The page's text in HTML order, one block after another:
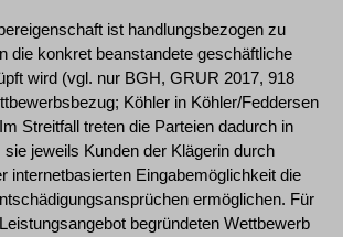
ist handlungsbezogen zu
die konkret beanstandete geschäftliche
wird (vgl. nur BGH, GRUR 2017, 918
Köhler in Köhler/Feddersen
Streitfall treten die Parteien dadurch in
jeweils Kunden der Klägerin durch
internetbasierten Eingabemöglichkeit die
ermöglichen. Für
begründeten Wettbewerb